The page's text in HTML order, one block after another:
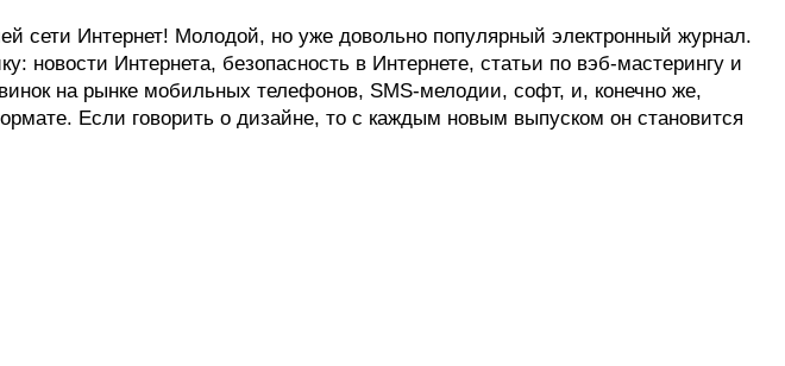
сети Интернет! Молодой, но уже довольно популярный электронный журнал.
Интернета, безопасность в Интернете, статьи по вэб-мастерингу и
на рынке мобильных телефонов, SMS-мелодии, софт, и, конечно же,
Если говорить о дизайне, то с каждым новым выпуском он становится